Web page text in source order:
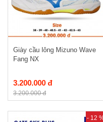
Giày cầu lông Mizuno Wave
Fang NX
3.200.000 đ
3.200.000 đ
- 12